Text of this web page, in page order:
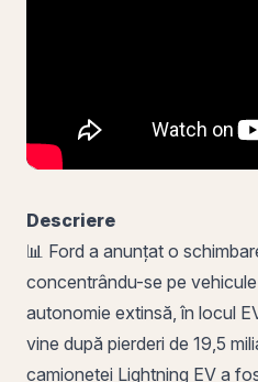
Descriere
📊 Ford a anunțat o
concentrându-se pe
autonomie extinsă, în locul
vine după pierderi de 19,5
camionetei Lightning EV a